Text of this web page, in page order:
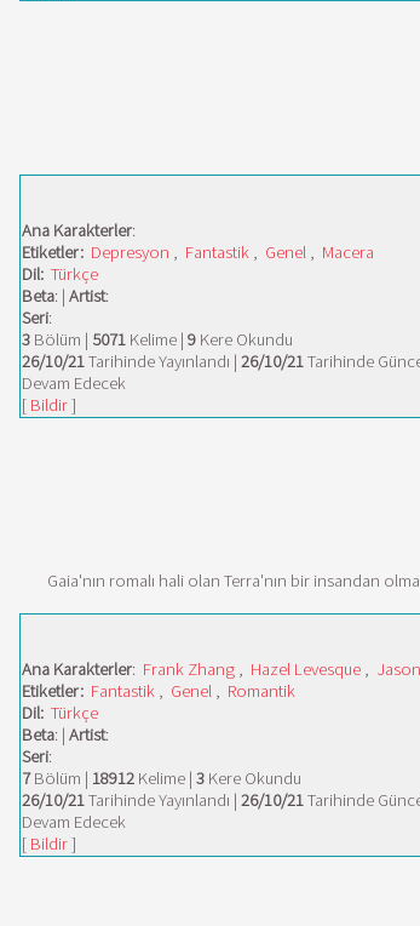
Ana Karakterler:
Etiketler: Depresyon , Fantastik , Genel , Macera
Dil: Türkçe
Beta: | Artist:
Seri:
3 Bölüm | 5071 Kelime | 9 Kere Okundu
26/10/21Tarihinde Yayınlandı | 26/10/21Tarihinde
Devam Edecek
[ Bildir]
Gaia'nın romalı hali olan Terra'nın bir insandan
Ana Karakterler: Frank Zhang , Hazel Levesque ,
Etiketler: Fantastik , Genel , Romantik
Dil: Türkçe
Beta: | Artist:
Seri:
7Bölüm | 18912 Kelime | 3 Kere Okundu
26/10/21Tarihinde Yayınlandı | 26/10/21Tarihinde
Devam Edecek
[ Bildir]